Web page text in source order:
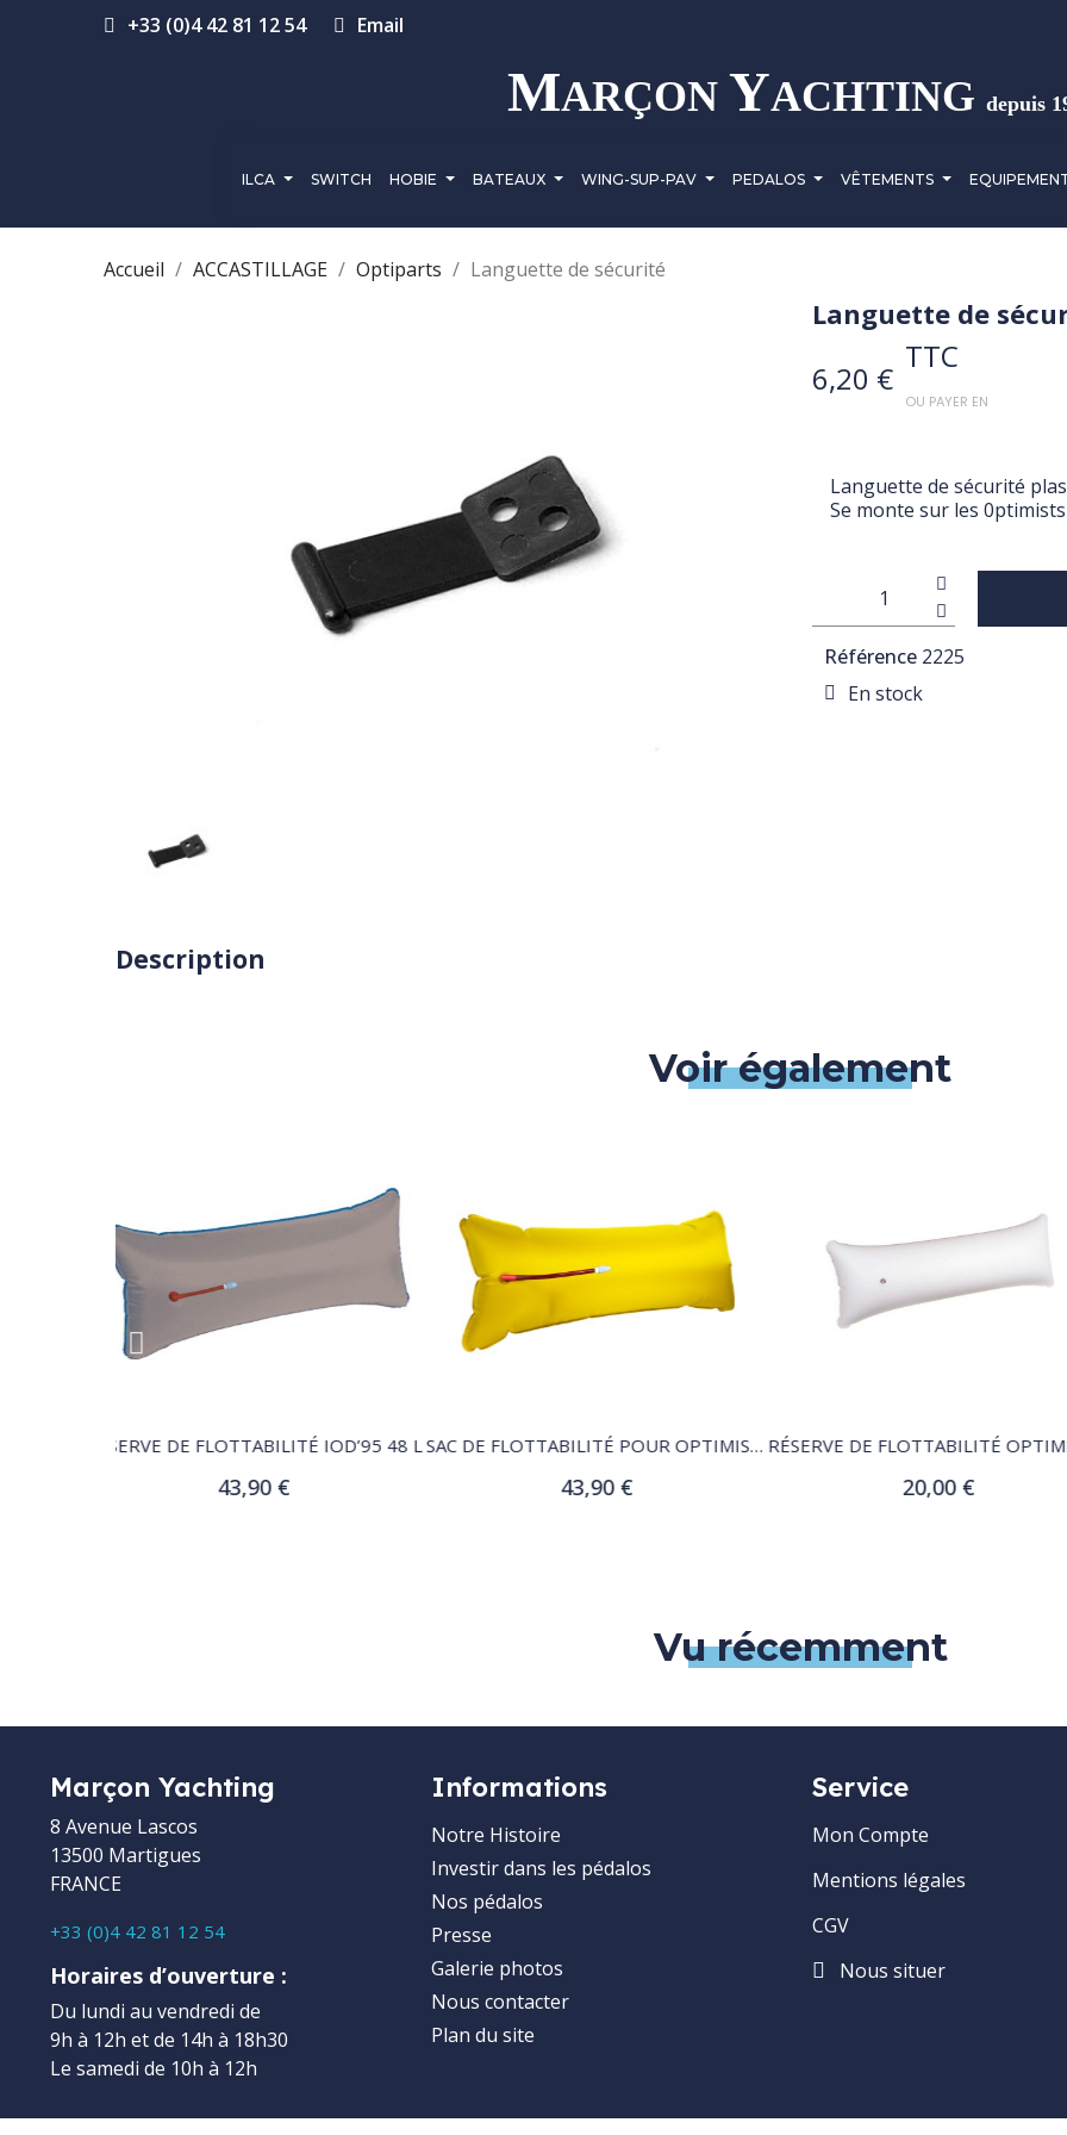
+33 (0)4 42 81 12 54 Email
MARÇON YACHTING depuis
ILCA SWITCH HOBIE BATEAUX WING-SUP-PAV PEDALOS VÊTEMENTS
Accueil ACCASTILLAGE Optiparts Languette de sécurité
Languette de
6,20 €
TTC
OU PAYER EN
Languette de sécurité
Se monte sur les 0ptimists
Référence 2225
En stock
Description
Voir également
SAC DE FLOTTABILITÉ POUR OPTIMIST 48 LITRES – JAUNE
43,90 €
Ajouter au panier
RÉSERVE DE FLOTTABILITÉ OPTIMIST PVC
20,00 €
Ajouter au panier
17,00 €
Ajouter au panier
Vu récemment
Marçon Yachting
8 Avenue Lascos
13500 Martigues
FRANCE
+33 (0)4 42 81 12 54
Horaires d’ouverture :
Du lundi au vendredi de
9h à 12h et de 14h à 18h30
Le samedi de 10h à 12h
Informations
Notre Histoire
Investir dans les pédalos
Nos pédalos
Presse
Galerie photos
Nous contacter
Plan du site
Service
Mon Compte
Mentions légales
CGV
Nous situer